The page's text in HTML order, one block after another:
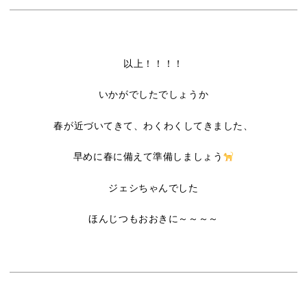
以上！！！！
いかがでしたでしょうか
春が近づいてきて、わくわくしてきました、
早めに春に備えて準備しましょう
ジェシちゃんでした
ほんじつもおおきに～～～～